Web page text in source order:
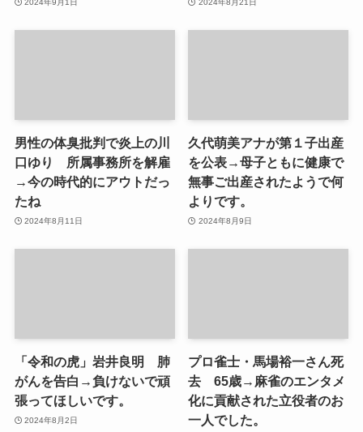
男性の体臭批判で炎上の川
口ゆり 所属事務所を解雇
→今の時代的にアウトだっ
たね
2024年8月11日
久代萌美アナが第１子出産
を公表→母子ともに健康で
無事ご出産されたようで何
よりです。
2024年8月9日
「令和の虎」岩井良明 肺
がんを告白→負けないで頑
張ってほしいです。
2024年8月2日
プロ雀士・馬場裕一さん死
去 65歳→麻雀のエンタメ
化に貢献された立役者のお
一人でした。